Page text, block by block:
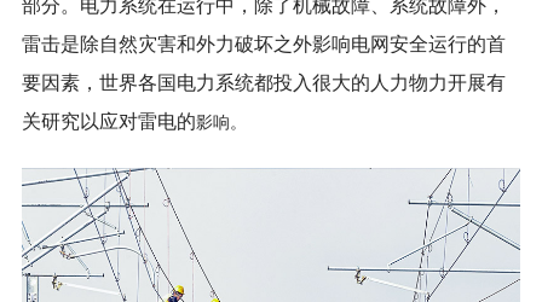
雷击是除自然灾害和外力破坏之外影响电网安全运行的首
要因素， 世界各国电力系统都投入很大的人力物力开展有
关研究以应对雷电的影响。